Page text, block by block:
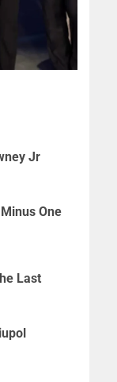
Jr
One
Last